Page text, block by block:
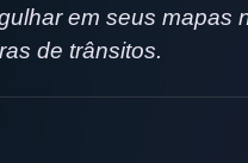
em seus mapas
de trânsitos.